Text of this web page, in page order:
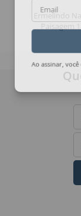
Ermelindo
Paisagem
Email
Ao assinar,